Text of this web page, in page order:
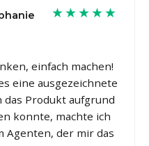
★★★★★
einfach machen!
eine ausgezeichnete
das Produkt aufgrund
konnte, machte ich
Agenten, der mir das